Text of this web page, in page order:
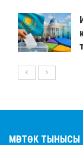
МӘРТӨК ТЫНЫСЫ